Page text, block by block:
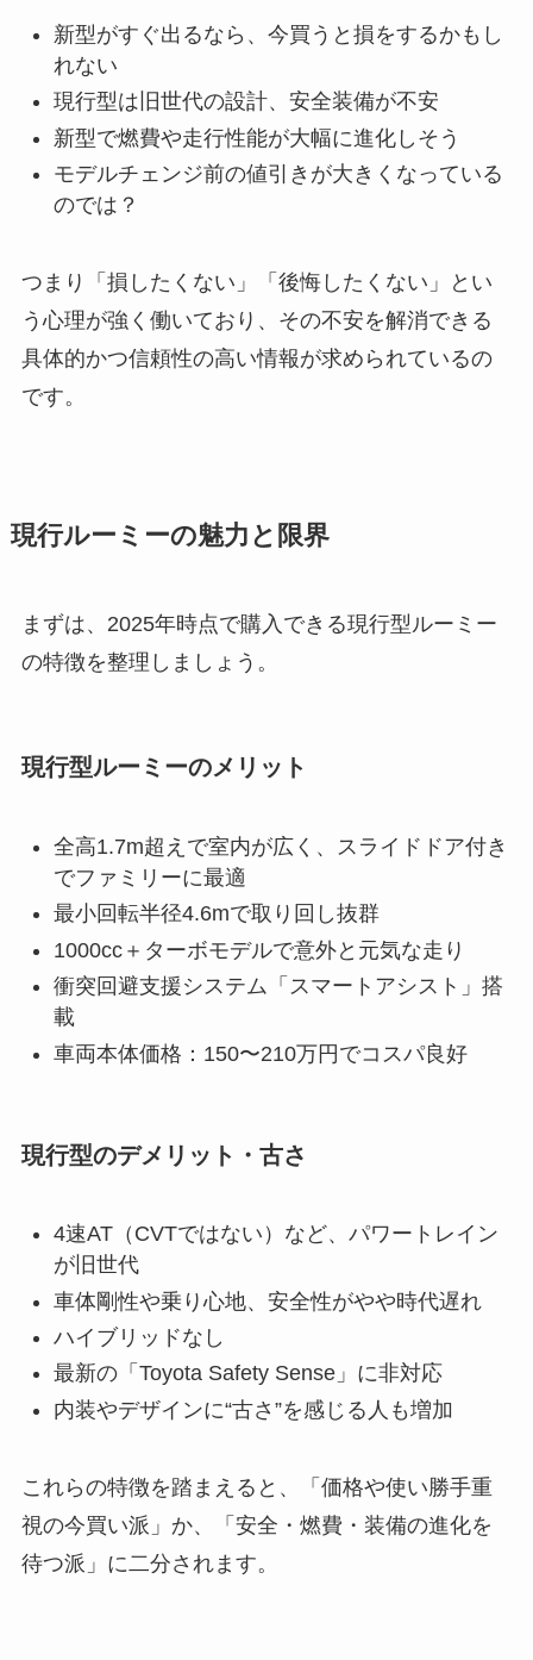
新型がすぐ出るなら、今買うと損をするかもし
れない
現行型は旧世代の設計、安全装備が不安
新型で燃費や走行性能が大幅に進化しそう
モデルチェンジ前の値引きが大きくなっている
のでは？
つまり「損したくない」「後悔したくない」とい
う心理が強く働いており、その不安を解消できる
具体的かつ信頼性の高い情報が求められているの
です。
現行ルーミーの魅力と限界
まずは、2025年時点で購入できる現行型ルーミー
の特徴を整理しましょう。
現行型ルーミーのメリット
全高1.7m超えで室内が広く、スライドドア付き
でファミリーに最適
最小回転半径4.6mで取り回し抜群
1000cc＋ターボモデルで意外と元気な走り
衝突回避支援システム「スマートアシスト」搭
載
車両本体価格：150〜210万円でコスパ良好
現行型のデメリット・古さ
4速AT（CVTではない）など、パワートレイン
が旧世代
車体剛性や乗り心地、安全性がやや時代遅れ
ハイブリッドなし
最新の「Toyota Safety Sense」に非対応
内装やデザインに“古さ”を感じる人も増加
これらの特徴を踏まえると、「価格や使い勝手重
視の今買い派」か、「安全・燃費・装備の進化を
待つ派」に二分されます。